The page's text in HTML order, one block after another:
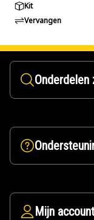
Kit
Vervangen
Onderdelen
Mijn account